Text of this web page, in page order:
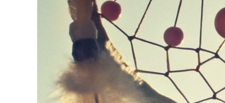
ENLACES
NOSOTROS